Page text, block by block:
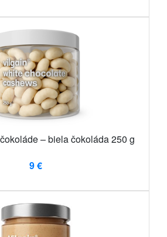
– biela čokoláda 250 g
9 €